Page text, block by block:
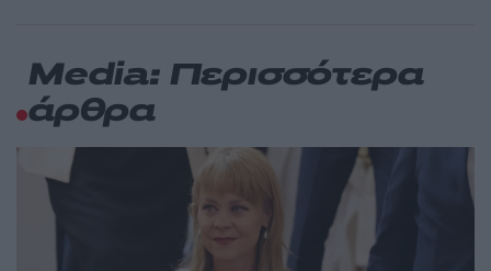
Media: Περισσότερα
άρθρα